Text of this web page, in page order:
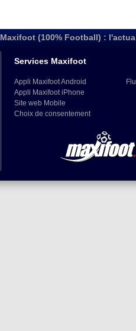
Maxifoot (100% Football) :
Services Maxifoot
Appli Maxifoot Android
Appli Maxifoot iPhone
Site web Mobile
Choix de consentement